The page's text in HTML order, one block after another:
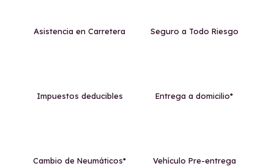
Asistencia en Carretera Seguro a Todo Riesgo
Impuestos deducibles Entrega a domicilio*
Cambio de Neumáticos* Vehículo Pre-entrega